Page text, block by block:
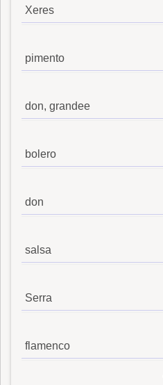
Xeres
pimento
don, grandee
bolero
don
salsa
Serra
flamenco